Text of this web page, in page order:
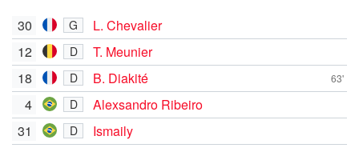
30 G
L. Chevalier
12
D
T. Meunier
18
D B. Diakité 63'
4 D
Alexsandro Ribeiro
31
D
Ismaily